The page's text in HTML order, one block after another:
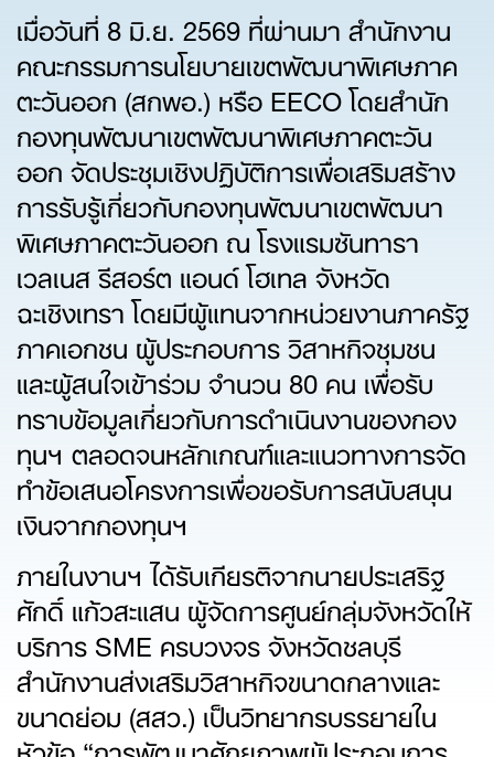
เมื่อวันที่ 8 มิ.ย. 2569 ที่ผ่านมา สำนักงาน
คณะกรรมการนโยบายเขตพัฒนาพิเศษภาค
ตะวันออก (สกพอ.) หรือ EECO โดยสำนัก
กองทุนพัฒนาเขตพัฒนาพิเศษภาคตะวัน
ออก จัดประชุมเชิงปฏิบัติการเพื่อเสริมสร้าง
การรับรู้เกี่ยวกับกองทุนพัฒนาเขตพัฒนา
พิเศษภาคตะวันออก ณ โรงแรมซันทารา
เวลเนส รีสอร์ต แอนด์ โฮเทล จังหวัด
ฉะเชิงเทรา โดยมีผู้แทนจากหน่วยงานภาครัฐ
ภาคเอกชน ผู้ประกอบการ วิสาหกิจชุมชน
และผู้สนใจเข้าร่วม จำนวน 80 คน เพื่อรับ
ทราบข้อมูลเกี่ยวกับการดำเนินงานของกอง
ทุนฯ ตลอดจนหลักเกณฑ์และแนวทางการจัด
ทำข้อเสนอโครงการเพื่อขอรับการสนับสนุน
เงินจากกองทุนฯ
ภายในงานฯ ได้รับเกียรติจากนายประเสริฐ
ศักดิ์ แก้วสะแสน ผู้จัดการศูนย์กลุ่มจังหวัดให้
บริการ SME ครบวงจร จังหวัดชลบุรี
สำนักงานส่งเสริมวิสาหกิจขนาดกลางและ
ขนาดย่อม (สสว.) เป็นวิทยากรบรรยายใน